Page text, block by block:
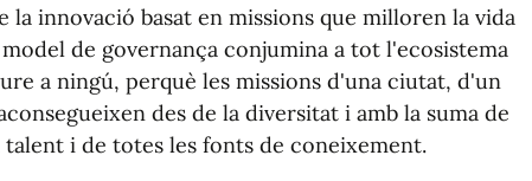
la innovació basat en missions que milloren la vida
de governança conjumina a tot l'ecosistema
a ningú, perquè les missions d'una ciutat, d'un
des de la diversitat i amb la suma de
i de totes les fonts de coneixement.